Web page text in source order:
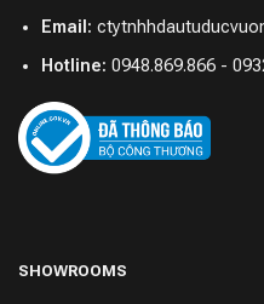
Email:
Hotline: 0948.869.866 -
SHOWROOMS